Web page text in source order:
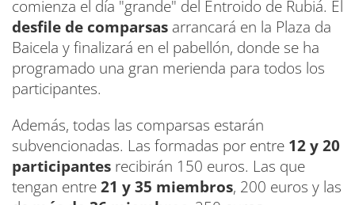
comienza el día "grande" del Entroido de Rubiá. El
desfile de comparsas arrancará en la Plaza da
Baicela y finalizará en el pabellón, donde se ha
programado una gran merienda para todos los
participantes.
Además, todas las comparsas estarán
subvencionadas. Las formadas por entre 12 y 20
participantes recibirán 150 euros. Las que
tengan entre21 y 35 miembros, 200 euros y las